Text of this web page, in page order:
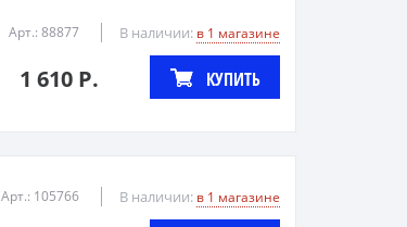
Арт.: 88877 В наличии: в 1 магазине
1 610 Р. КУПИТЬ
Арт.: 105766 В наличии: в 1 магазине